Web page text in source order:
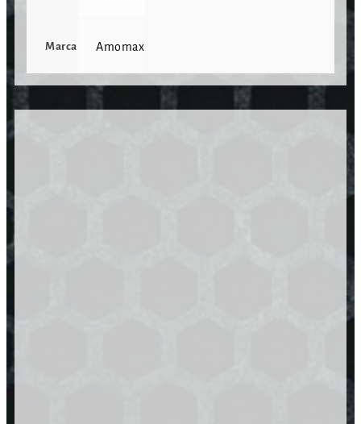
Marca Amomax